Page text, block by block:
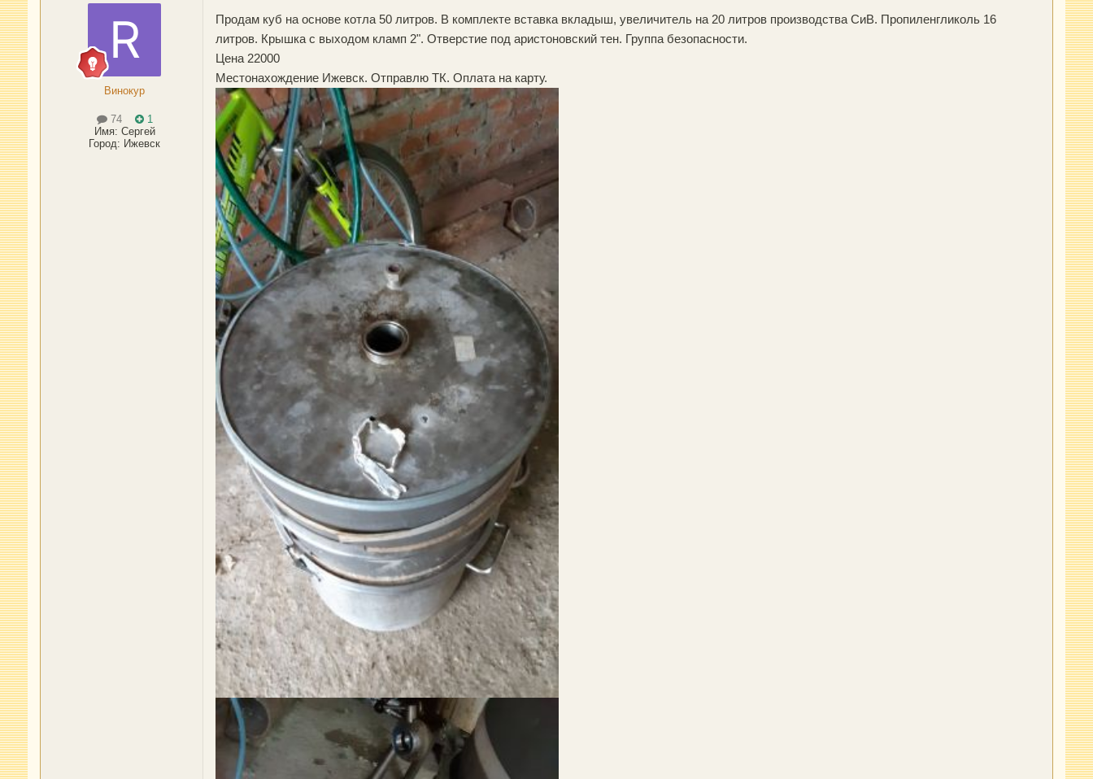
Винокур
74
1
Имя: Сергей
Город: Ижевск
Продам куб на основе котла 50 литров. В комплекте вставка вкладыш, увеличитель на 20 литров производства СиВ. Пропиленгликоль 16
литров. Крышка с выходом кламп 2". Отверстие под аристоновский тен. Группа безопасности.
Цена 22000
Местонахождение Ижевск. Отправлю ТК. Оплата на карту.